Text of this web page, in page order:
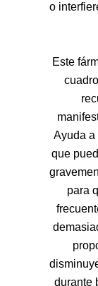
o
Este
Ayuda a
que
para
durante